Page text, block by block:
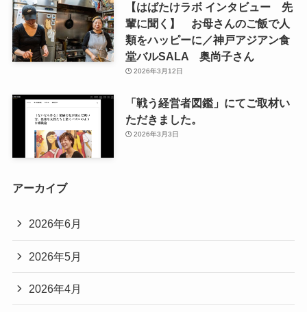
【はばたけラボ インタビュー 先
輩に聞く】 お母さんのご飯で人
類をハッピーに／神戸アジアン食
堂バルSALA 奥尚子さん
2026年3月12日
「戦う経営者図鑑」にてご取材い
ただきました。
2026年3月3日
アーカイブ
2026年6月
2026年5月
2026年4月